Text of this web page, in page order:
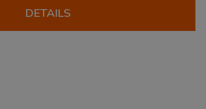
DETAILS